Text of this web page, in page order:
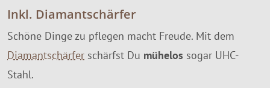
Inkl. Diamantschärfer
Schöne Dinge zu pflegen macht Freude. Mit dem
Diamantschärfer schärfst Du mühelos sogar UHC-
Stahl.